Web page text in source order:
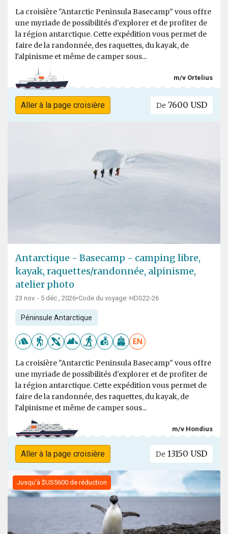
La croisière "Antarctic Peninsula Basecamp" vous offre
une myriade de possibilités d'explorer et de profiter de
la région antarctique. Cette expédition vous permet de
faire de la randonnée, des raquettes, du kayak, de
l'alpinisme et même de camper sous...
m/v Ortelius
Aller à la page croisière De 7600 USD
Antarctique - Basecamp - camping libre,
kayak, raquettes/randonnée, alpinisme,
atelier photo
23 nov. - 5 déc., 2026•Code du voyage: HDS22-26
Péninsule Antarctique
EN
La croisière "Antarctic Peninsula Basecamp" vous offre
une myriade de possibilités d'explorer et de profiter de
la région antarctique. Cette expédition vous permet de
faire de la randonnée, des raquettes, du kayak, de
l'alpinisme et même de camper sous...
m/v Hondius
Aller à la page croisière De 13150 USD
Jusqu'à $US5600 de réduction